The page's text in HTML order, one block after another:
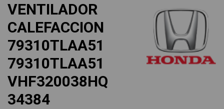
VENTILADOR
CALEFACCION
79310TLAA51
79310TLAA51
VHF320038HQ
34384